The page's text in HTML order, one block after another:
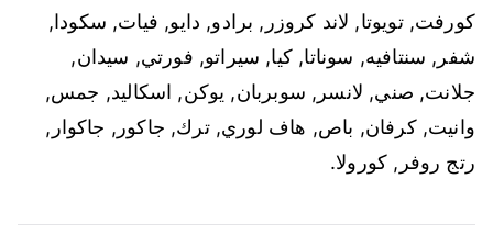
كورفت, تويوتا, لاند كروزر, برادو, دايو, فيات, سكودا,
شفر, سنتافيه, سوناتا, كيا, سيراتو, فورتي, سيدان,
جلانت, صني, لانسر, سوبربان, يوكن, اسكاليد, جمس,
وانيت, كرفان, باص, هاف لوري, ترك, جاكور, جاكوار,
رتج روفر, كورولا.